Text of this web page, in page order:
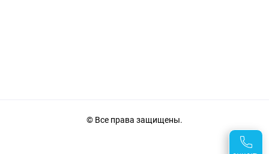
© Все права защищены.